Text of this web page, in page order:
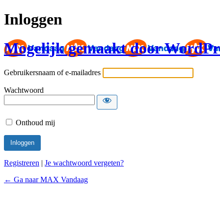
Inloggen
Mogelijk gemaakt door
Gebruikersnaam of e-mailadres
Wachtwoord
Onthoud mij
Registreren | Je wachtwoord vergeten?
← Ga naar MAX Vandaag